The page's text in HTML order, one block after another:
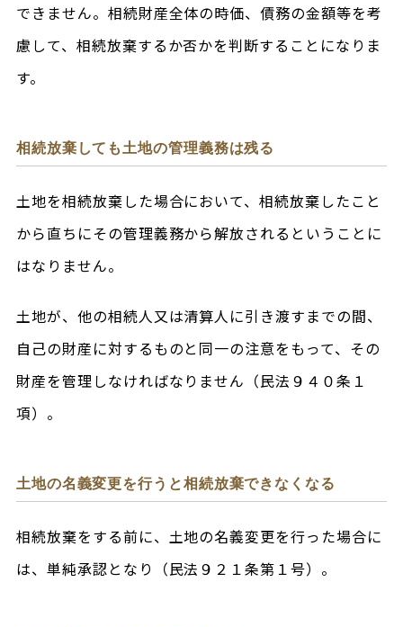
できません。相続財産全体の時価、債務の金額等を考
慮して、相続放棄するか否かを判断することになりま
す。
相続放棄しても土地の管理義務は残る
土地を相続放棄した場合において、相続放棄したこと
から直ちにその管理義務から解放されるということに
はなりません。
土地が、他の相続人又は清算人に引き渡すまでの間、
自己の財産に対するものと同一の注意をもって、その
財産を管理しなければなりません（民法９４０条１
項）。
土地の名義変更を行うと相続放棄できなくなる
相続放棄をする前に、土地の名義変更を行った場合に
は、単純承認となり（民法９２１条第１号）。